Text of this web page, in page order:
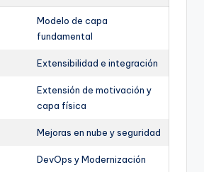
Modelo de capa
fundamental
Extensibilidad e integración
Extensión de motivación y
capa física
Mejoras en nube y seguridad
DevOps y Modernización